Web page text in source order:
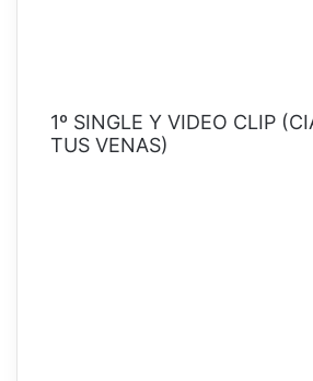
1º SINGLE Y VIDEO CLIP
TUS VENAS)